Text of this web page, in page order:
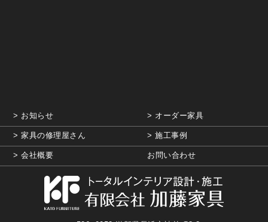
お知らせ オーダー家具
家具の修理屋さん 施工事例
会社概要 お問い合わせ